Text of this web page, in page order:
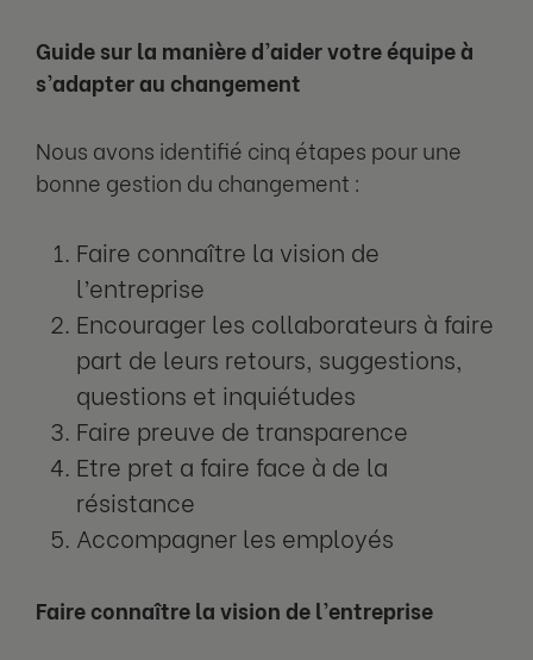
Guide sur la manière d’aider votre équipe à
s’adapter au changement
Nous avons identifié cinq étapes pour une
bonne gestion du changement :
Faire connaître la vision de
l’entreprise
Encourager les collaborateurs à faire
part de leurs retours, suggestions,
questions et inquiétudes
Faire preuve de transparence
Etre pret a faire face à de la
résistance
Accompagner les employés
Faire connaître la vision de l’entreprise